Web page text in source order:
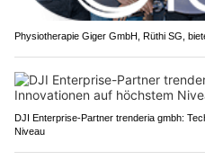
Physiotherapie Giger GmbH, Rüthi SG,
DJI Enterprise-Partner trenderia gmbh:
Niveau